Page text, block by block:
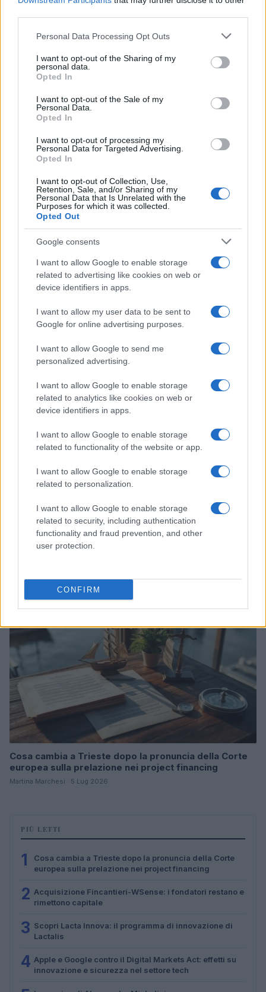
Please note that this website/app uses one or more Google
not limited to your visit or usage behaviour. You may click to
grant or deny consent to Google and its third-party tags to
use your data for below specified purposes in below Google
consent section.
Personal Data Processing Opt Outs
I want to opt-out of the Sharing of my
personal data.
Opted In
I want to opt-out of the Sale of my
Personal Data.
Opted In
I want to opt-out of processing my
Personal Data for Targeted Advertising.
Opted In
I want to opt-out of Collection, Use,
Retention, Sale, and/or Sharing of my
Personal Data that Is Unrelated with the
Purposes for which it was collected.
Opted Out
Google consents
I want to allow Google to enable storage
related to advertising like cookies on web or
device identifiers in apps.
I want to allow my user data to be sent to
Google for online advertising purposes.
I want to allow Google to send me
personalized advertising.
I want to allow Google to enable storage
related to analytics like cookies on web or
device identifiers in apps.
I want to allow Google to enable storage
related to functionality of the website or app.
I want to allow Google to enable storage
related to personalization.
I want to allow Google to enable storage
related to security, including authentication
functionality and fraud prevention, and other
user protection.
CONFIRM
Continua a leggere
B2B NEWS
Ripensare le tecnologie umanitarie oltre i criteri dei
Martina Marchesi · 10 Lug 2026
Acquisizione Fincantieri-WSense: i fondatori restano
e rimettono capitale
Cosa cambia a Trieste dopo la pronuncia della Corte
europea sulla prelazione nei project financing
Martina Marchesi · 5 Lug 2026
PIÙ LETTI
1
Cosa cambia a Trieste dopo la pronuncia della Corte
europea sulla prelazione nei project financing
2 Acquisizione Fincantieri-WSense: i fondatori restano e
rimettono capitale
3 Scopri Lacta Innova: il programma di innovazione di
Lactalis
4 Apple e Google contro il Digital Markets Act: effetti su
innovazione e sicurezza nel settore tech